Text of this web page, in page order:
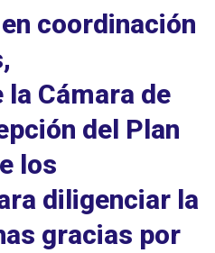
coordinación
Cámara de
del Plan
los
diligenciar la
gracias por